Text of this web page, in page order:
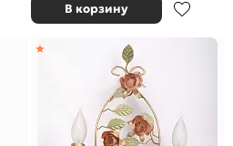
В корзину